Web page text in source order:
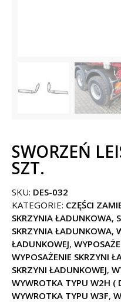
SWORZEŃ
SZT.
SKU: DES-032
KATEGORIE: CZĘŚCI
SKRZYNIA ŁADUNKOWA,
SKRZYNIA ŁADUNKOWA,
ŁADUNKOWEJ,
WYPOSAŻENIE SKRZYNI
SKRZYNI ŁADUNKOWEJ,
WYWROTKA TYPU W2H (
WYWROTKA TYPU W3F,